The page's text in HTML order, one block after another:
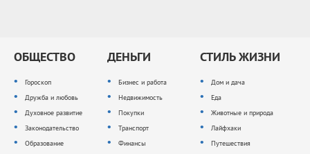
ОБЩЕСТВО
Гороскоп
Дружба и любовь
Духовное развитие
Законодательство
Образование
ДЕНЬГИ
Бизнес и работа
Недвижимость
Покупки
Транспорт
Финансы
СТИЛЬ ЖИЗНИ
Дом и дача
Еда
Животные и природа
Лайфхаки
Путешествия